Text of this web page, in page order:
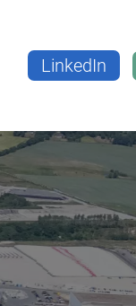
LinkedIn
LinkedIn